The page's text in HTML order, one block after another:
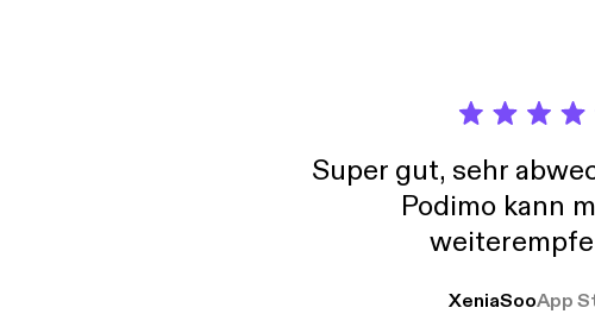
Super gut, sehr
Podimo kann
XeniaSooApp